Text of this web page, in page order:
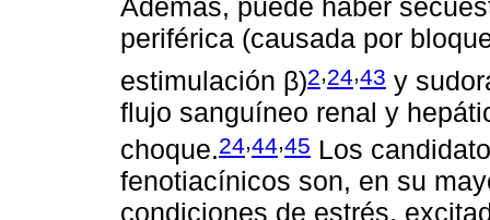
Además, puede haber
periférica (causada por
estimulación β)2,24,43 y
flujo sanguíneo renal y
choque.24,44,45 Los
fenotiacínicos son, en su
condiciones de estrés,